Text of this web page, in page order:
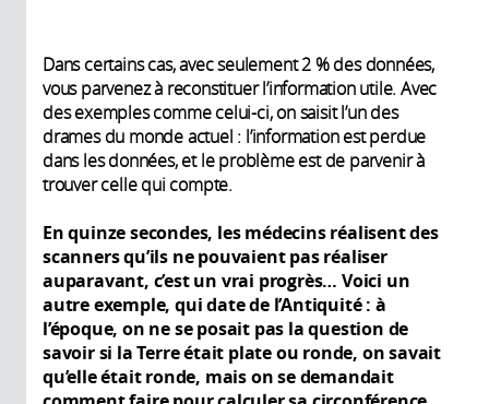
Dans certains cas, avec seulement 2 % des données,
vous parvenez à reconstituer l’information utile. Avec
des exemples comme celui-ci, on saisit l’un des
drames du monde actuel : l’information est perdue
dans les données, et le problème est de parvenir à
trouver celle qui compte.
En quinze secondes, les médecins réalisent des
scanners qu’ils ne pouvaient pas réaliser
auparavant, c’est un vrai progrès… Voici un
autre exemple, qui date de l’Antiquité : à
l’époque, on ne se posait pas la question de
savoir si la Terre était plate ou ronde, on savait
qu’elle était ronde, mais on se demandait